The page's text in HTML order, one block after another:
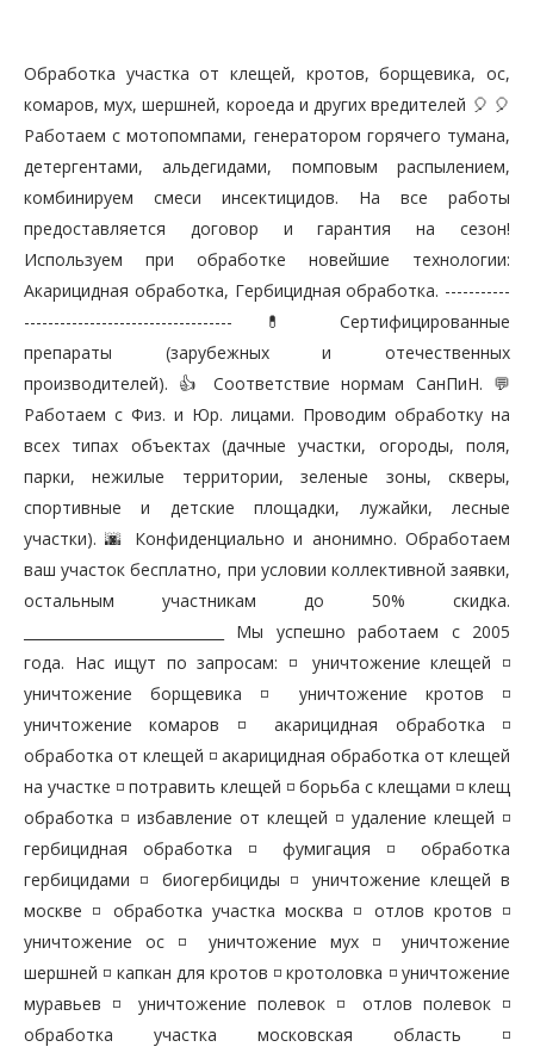
Обработка участка от клещей, кротов, борщевика, ос,
комаров, мух, шершней, короеда и других вредителей 🎈 🎈
Работаем с мотопомпами, генератором горячего тумана,
детергентами, альдегидами, помповым распылением,
комбинируем смеси инсектицидов. На все работы
предоставляется договор и гарантия на сезон!
Используем при обработке новейшие технологии:
Акарицидная обработка, Гербицидная обработка. -----------
----------------------------------- 💊 Сертифицированные
препараты (зарубежных и отечественных
производителей). 👍 Соответствие нормам СанПиН. 💬
Работаем с Физ. и Юр. лицами. Проводим обработку на
всех типах объектах (дачные участки, огороды, поля,
парки, нежилые территории, зеленые зоны, скверы,
спортивные и детские площадки, лужайки, лесные
участки). 🌆 Конфиденциально и анонимно. Обработаем
ваш участок бесплатно, при условии коллективной заявки,
остальным участникам до 50% скидка.
____________________________ Мы успешно работаем с 2005
года. Нас ищут по запросам: ◽ уничтожение клещей ◽
уничтожение борщевика ◽ уничтожение кротов ◽
уничтожение комаров ◽ акарицидная обработка ◽
обработка от клещей ◽ акарицидная обработка от клещей
на участке ◽ потравить клещей ◽ борьба с клещами ◽ клещ
обработка ◽ избавление от клещей ◽ удаление клещей ◽
гербицидная обработка ◽ фумигация ◽ обработка
гербицидами ◽ биогербициды ◽ уничтожение клещей в
москве ◽ обработка участка москва ◽ отлов кротов ◽
уничтожение ос ◽ уничтожение мух ◽ уничтожение
шершней ◽ капкан для кротов ◽ кротоловка ◽ уничтожение
муравьев ◽ уничтожение полевок ◽ отлов полевок ◽
обработка участка московская область ◽